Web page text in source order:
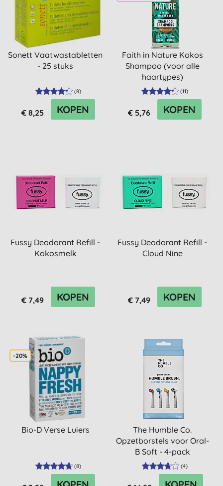
Sonett Vaatwastabletten
- 25 stuks
(8)
€ 8,25 KOPEN
Faith in Nature Kokos
Shampoo (voor alle
haartypes)
(11)
€ 5,76 KOPEN
Fussy Deodorant Refill -
Kokosmelk
€ 7,49 KOPEN
Fussy Deodorant Refill -
Cloud Nine
€ 7,49 KOPEN
-20%
Bio-D Verse Luiers
(8)
The Humble Co.
Opzetborstels voor Oral-
B Soft - 4-pack
(4)